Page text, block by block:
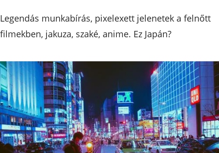
Legendás munkabírás, pixelexett jelenetek a felnőtt
filmekben, jakuza, szaké, anime. Ez Japán?